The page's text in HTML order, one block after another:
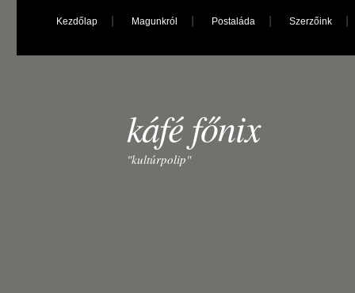
Kezdőlap Magunkról Postaláda Szerzőink
káfé főnix
"kultúrpolip"